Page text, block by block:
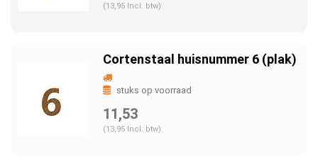
(13,95 Incl. btw)
Cortenstaal huisnummer 6 (plak)
stuks op voorraad
11,53
(13,95 Incl. btw)